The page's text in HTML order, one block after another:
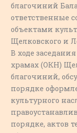
благочиний
ответственные
объектами
Щелковского и
В ходе
храмах (ОКН)
благочиний,
порядке
культурного
порядке, актов